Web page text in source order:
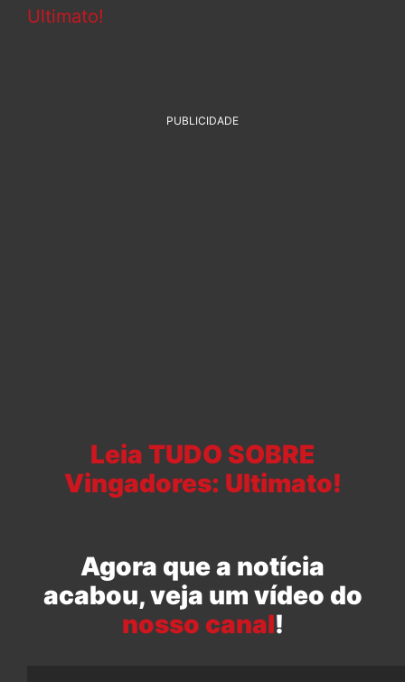
Ultimato!
PUBLICIDADE
Leia TUDO SOBRE
Vingadores: Ultimato!
Agora que a notícia
acabou, veja um vídeo do
nosso canal!